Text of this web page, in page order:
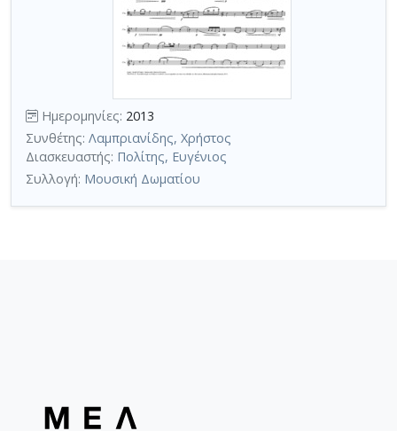
Ημερομηνίες: 2013
Συνθέτης: Λαμπριανίδης, Χρήστος
Διασκευαστής: Πολίτης, Ευγένιος
Συλλογή: Μουσική Δωματίου